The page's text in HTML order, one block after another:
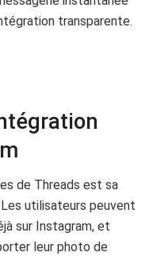
transparente.
de Threads est sa
utilisateurs peuvent
sur Instagram, et
leur photo de